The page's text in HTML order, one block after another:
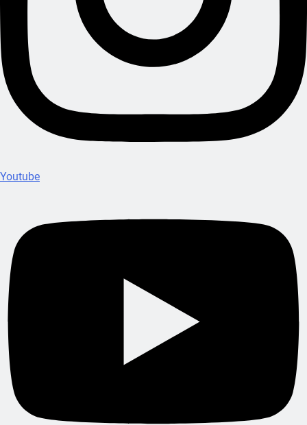
Youtube